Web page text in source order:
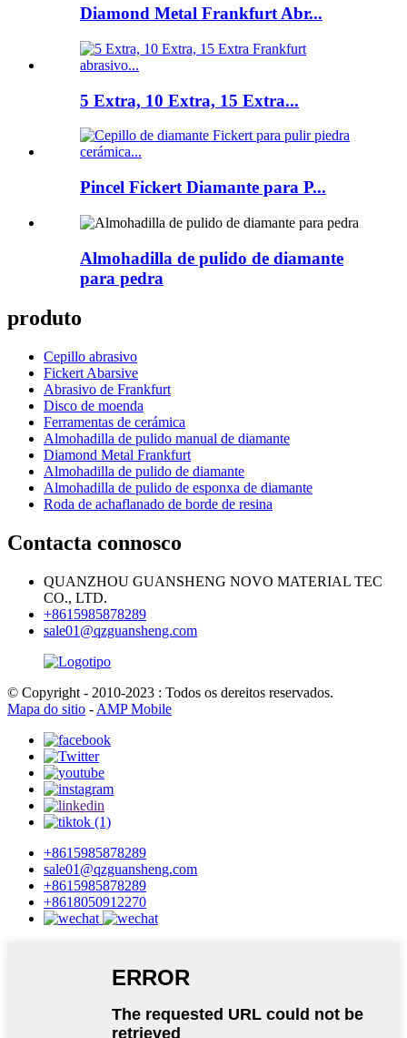
Diamond Metal Frankfurt Abr...
5 Extra, 10 Extra, 15 Extra...
Pincel Fickert Diamante para P...
Almohadilla de pulido de diamante
para pedra
produto
Cepillo abrasivo
Fickert Abarsive
Abrasivo de Frankfurt
Disco de moenda
Ferramentas de cerámica
Almohadilla de pulido manual de diamante
Diamond Metal Frankfurt
Almohadilla de pulido de diamante
Almohadilla de pulido de esponxa de diamante
Roda de achaflanado de borde de resina
Contacta connosco
QUANZHOU GUANSHENG NOVO MATERIAL TEC
CO., LTD.
+8615985878289
sale01@qzguansheng.com
© Copyright - 2010-2023 : Todos os dereitos reservados.
Mapa do sitio - AMP Mobile
+8615985878289
sale01@qzguansheng.com
+8615985878289
+8618050912270